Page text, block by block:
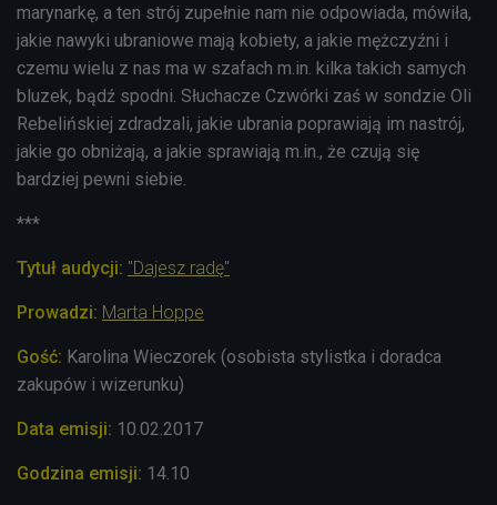
marynarkę, a ten strój zupełnie nam nie odpowiada, mówiła,
jakie nawyki ubraniowe mają kobiety, a jakie mężczyźni i
czemu wielu z nas ma w szafach m.in. kilka takich samych
bluzek, bądź spodni. Słuchacze Czwórki zaś w sondzie Oli
Rebelińskiej zdradzali, jakie ubrania poprawiają im nastrój,
jakie go obniżają, a jakie sprawiają m.in., że czują się
bardziej pewni siebie.
***
Tytuł audycji: "Dajesz radę"
Prowadzi: Marta Hoppe
Gość: Karolina Wieczorek (osobista stylistka i doradca
zakupów i wizerunku)
Data emisji: 10.02.2017
Godzina emisji: 14.10